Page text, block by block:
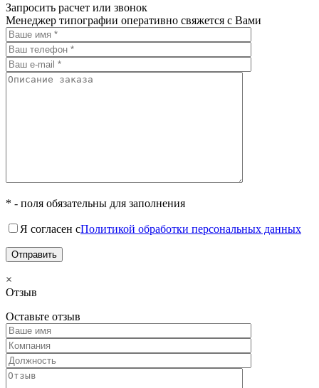
Запросить расчет или звонок
Менеджер типографии оперативно свяжется с Вами
* - поля обязательны для заполнения
Я согласен сПолитикой обработки персональных данных
×
Отзыв
Оставьте отзыв